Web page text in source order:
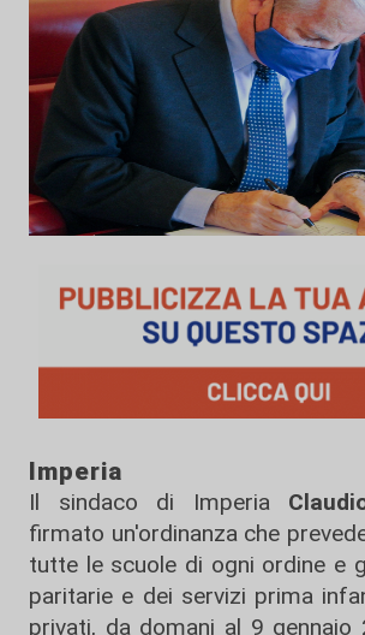
Imperia
Il sindaco di Imperia
firmato un'ordinanza che
tutte le scuole di ogni ordine e
paritarie e dei servizi prima
privati, da domani al 9 gennaio